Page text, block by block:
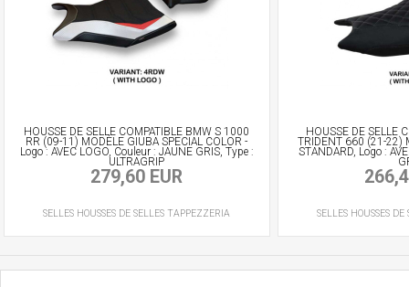
HOUSSE DE SELLE COMPATIBLE BMW S 1000
RR (09-11) MODÈLE GIUBA SPECIAL COLOR -
Logo : AVEC LOGO, Couleur : JAUNE GRIS, Type :
ULTRAGRIP
279,60 EUR
SELLES HOUSSES DE SELLES TAPPEZZERIA
HOUSSE DE SELLE
TRIDENT 660 (21-22)
STANDARD, Logo :
SELLES HOUSSES DE